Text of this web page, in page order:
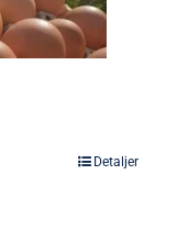
Detaljer